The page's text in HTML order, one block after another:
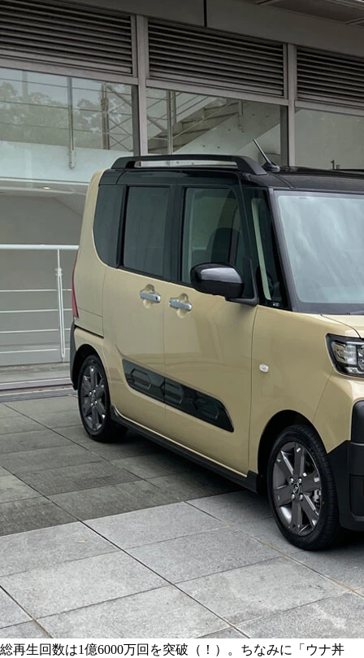
総再生回数は1億6000万回を突破（！）。ちなみに「ウナ丼